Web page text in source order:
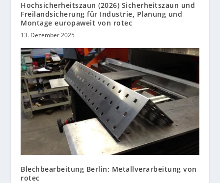
Hochsicherheitszaun (2026) Sicherheitszaun und
Freilandsicherung für Industrie, Planung und
Montage europaweit von rotec
13. Dezember 2025
Blechbearbeitung Berlin: Metallverarbeitung von
rotec